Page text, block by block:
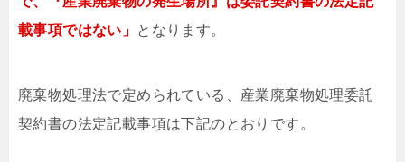
載事項ではない」 となります。
廃棄物処理法で定められている、産業廃棄物処理委託
契約書の法定記載事項は下記のとおりです。